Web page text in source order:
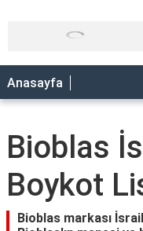
Anasayfa
Bioblas
Boykot
Bioblas markası